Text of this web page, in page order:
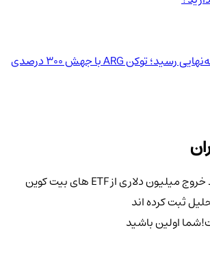
آرژانتین به نیمه‌نهایی رسید؛ توکن ARG با جهش ۳۰۰ درصدی
خروج میلیون دلاری از ETF های بیت کوین
ثبت کرده اند
شما اولین باشید